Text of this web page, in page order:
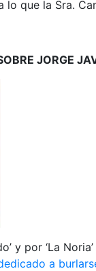
lo que la Sra.
JORGE
y por ‘La
a